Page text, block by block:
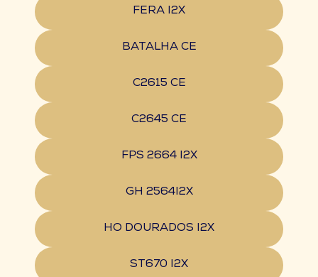
FERA I2X
BATALHA CE
C2615 CE
C2645 CE
FPS 2664 I2X
GH 2564I2X
HO DOURADOS I2X
ST670 I2X